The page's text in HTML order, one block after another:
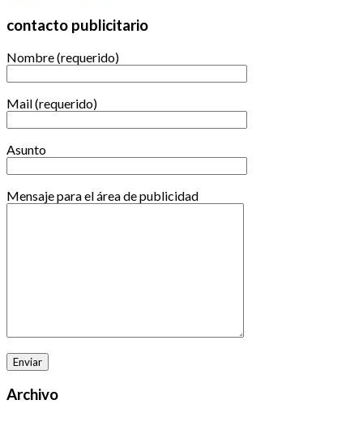
contacto publicitario
Nombre (requerido)
Mail (requerido)
Asunto
Mensaje para el área de publicidad
Archivo